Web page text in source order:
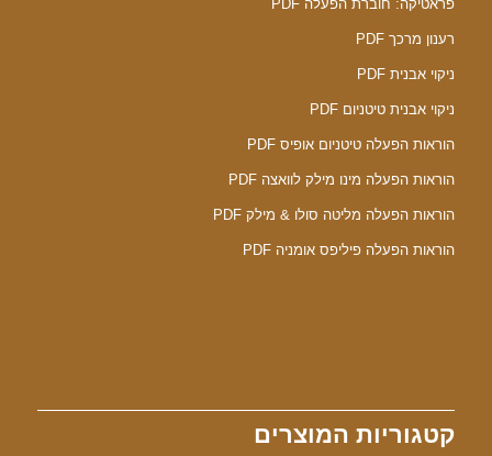
פראטיקה: חוברת הפעלה PDF
רענון מרכך PDF
ניקוי אבנית PDF
ניקוי אבנית טיטניום PDF
הוראות הפעלה טיטניום אופיס PDF
הוראות הפעלה מינו מילק לוואצה PDF
הוראות הפעלה מליטה סולו & מילק PDF
הוראות הפעלה פיליפס אומניה PDF
קטגוריות המוצרים